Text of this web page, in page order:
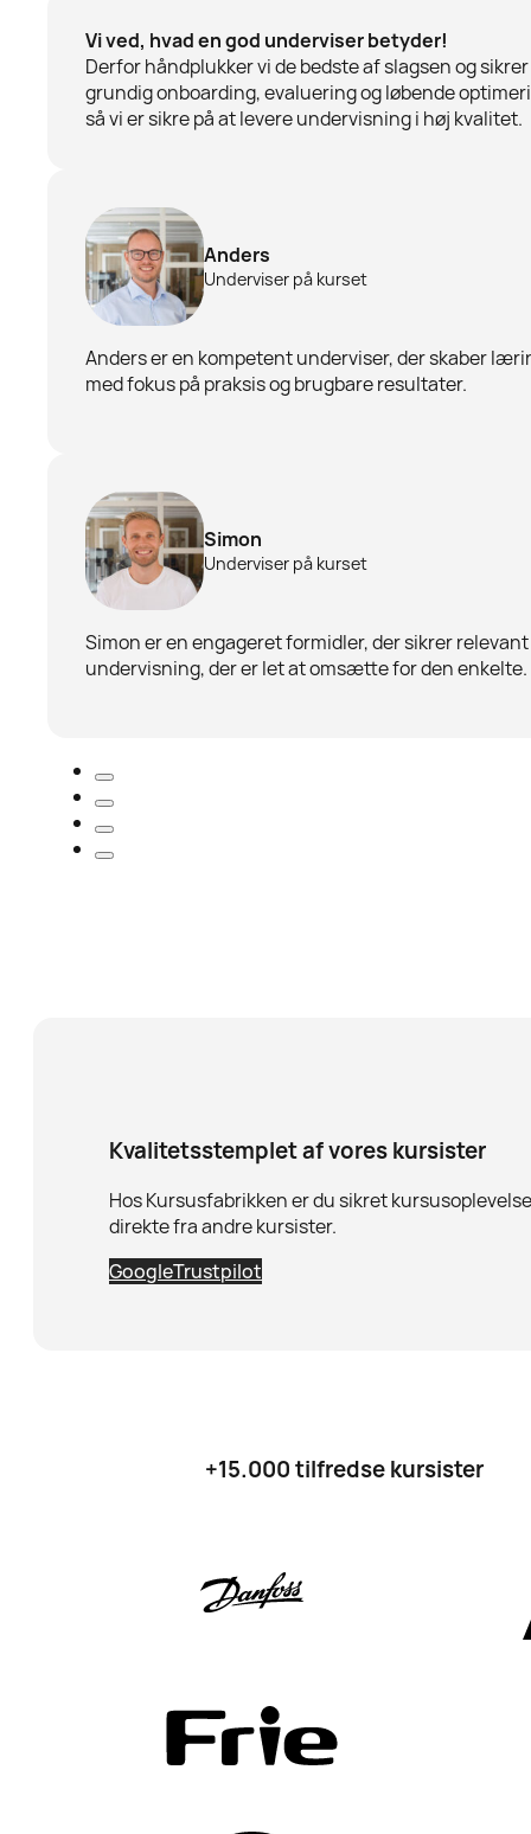
Vi ved, hvad en god underviser betyder!
Derfor håndplukker vi de bedste af slagsen og sikrer
grundig onboarding, evaluering og løbende
så vi er sikre på at levere undervisning i høj kvalitet.
Anders
Underviser på kurset
Anders er en kompetent underviser, der skaber
med fokus på praksis og brugbare resultater.
Simon
Underviser på kurset
Simon er en engageret formidler, der sikrer relevant
undervisning, der er let at omsætte for den enkelte.
Kvalitetsstemplet af vores kursister
Hos Kursusfabrikken er du sikret
direkte fra andre kursister.
GoogleTrustpilot
+15.000 tilfredse kursister